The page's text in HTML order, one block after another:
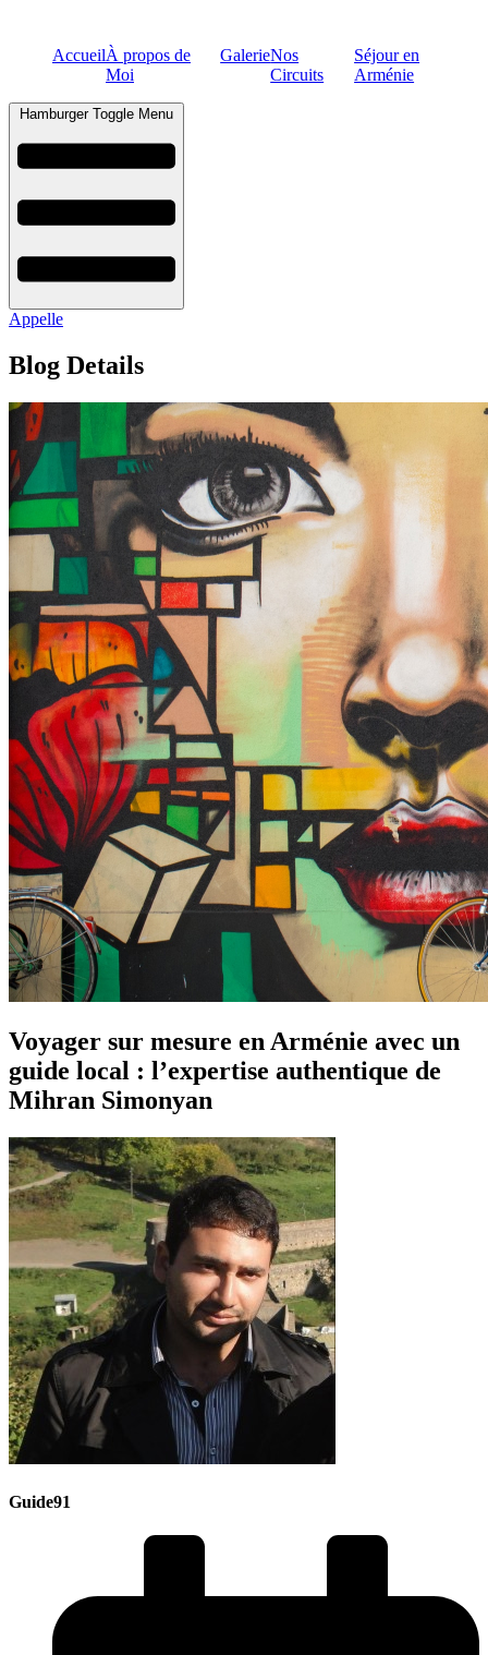
AccueilÀ propos de
Moi
GalerieNos
Circuits
Séjour en
Arménie
Hamburger Toggle Menu
Appelle
Blog Details
Voyager sur mesure en Arménie avec un
guide local : l’expertise authentique de
Mihran Simonyan
Guide91